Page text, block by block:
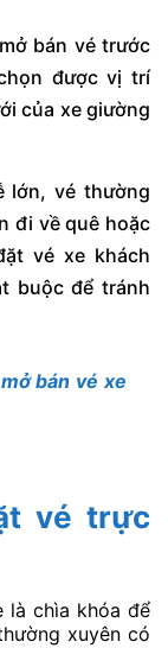
bán vé trước
được vị trí
của xe giường
lớn, vé thường
đi về quê hoặc
vé xe khách
buộc để tránh
bán vé xe
vé trực
là chìa khóa để
xuyên có